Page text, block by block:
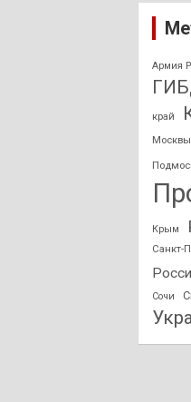
Армия
край
Москвы
Крым
Санкт-
Сочи